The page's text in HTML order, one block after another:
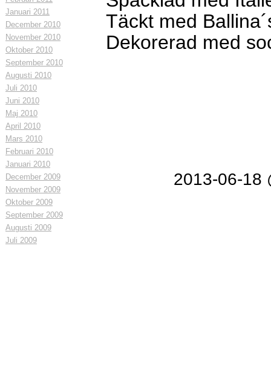
Januari 2011
December 2010
November 2010
Oktober 2010
September 2010
Augusti 2010
Juli 2010
Juni 2010
Maj 2010
April 2010
Mars 2010
Februari 2010
Januari 2010
December 2009
November 2009
Oktober 2009
September 2009
Augusti 2009
Juli 2009
Täckt med
Dekorerad med
2013-06-18